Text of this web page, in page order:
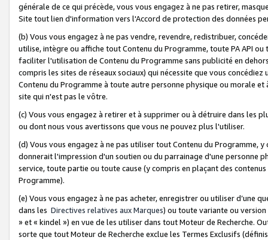
générale de ce qui précède, vous vous engagez à ne pas retirer,
Site tout lien d'information vers l'Accord de protection des données
(b) Vous vous engagez à ne pas vendre, revendre, redistribuer,
utilise, intègre ou affiche tout Contenu du Programme, toute PA API
faciliter l'utilisation de Contenu du Programme sans publicité en
compris les sites de réseaux sociaux) qui nécessite que vous
Contenu du Programme à toute autre personne physique ou morale
site qui n'est pas le vôtre.
(c) Vous vous engagez à retirer et à supprimer ou à détruire dans les
ou dont nous vous avertissons que vous ne pouvez plus l'utiliser.
(d) Vous vous engagez à ne pas utiliser tout Contenu du Programme,
donnerait l'impression d'un soutien ou du parrainage d'une personne
service, toute partie ou toute cause (y compris en plaçant des
Programme).
(e) Vous vous engagez à ne pas acheter, enregistrer ou utiliser d’une
dans les Directives relatives aux Marques) ou toute variante ou
» et « kindel ») en vue de les utiliser dans tout Moteur de Recherche.
sorte que tout Moteur de Recherche exclue les Termes Exclusifs